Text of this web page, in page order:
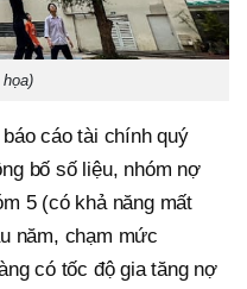
cáo tài chính quý
bố số liệu, nhóm nợ
5 (có khả năng mất
năm, chạm mức
có tốc độ gia tăng nợ